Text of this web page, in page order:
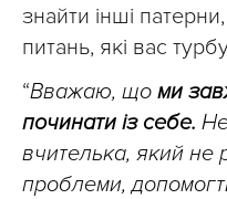
знайти інші
питань, які вас
“Вважаю, що ми
починати із себе.
вчителька, який не
проблеми,